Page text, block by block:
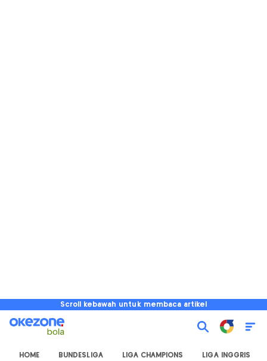
Scroll kebawah untuk membaca artikel
HOME BUNDESLIGA LIGA CHAMPIONS LIGA INGGRIS